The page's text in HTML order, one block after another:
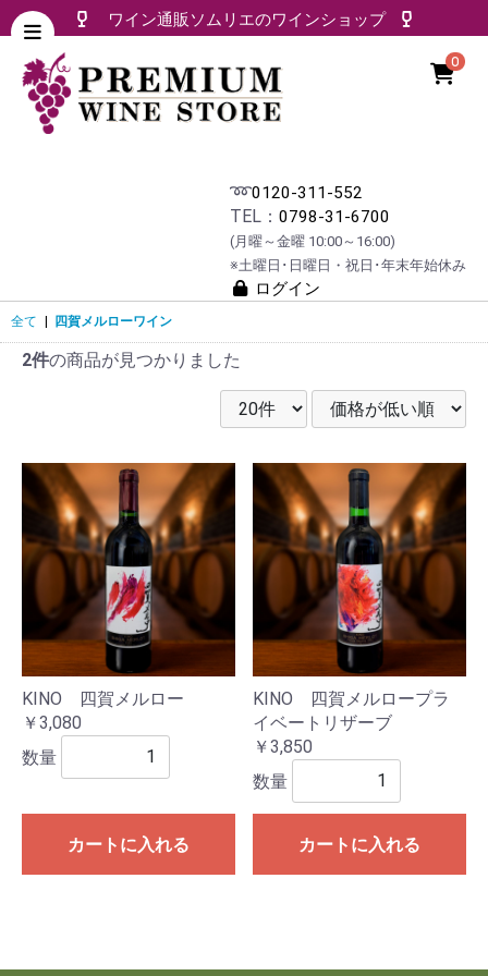
ワイン通販ソムリエのワインショップ
0
➿0120-311-552
TEL： 0798-31-6700
(月曜～金曜 10:00～16:00)
※土曜日･日曜日・祝日･年末年始休み
ログイン
全て | 四賀メルローワイン
2件の商品が見つかりました
KINO 四賀メルロー
￥3,080
数量
カートに入れる
KINO 四賀メルロープラ
イベートリザーブ
￥3,850
数量
カートに入れる